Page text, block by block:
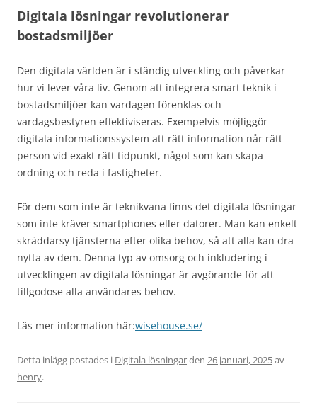
Digitala lösningar revolutionerar
bostadsmiljöer
Den digitala världen är i ständig utveckling och påverkar
hur vi lever våra liv. Genom att integrera smart teknik i
bostadsmiljöer kan vardagen förenklas och
vardagsbestyren effektiviseras. Exempelvis möjliggör
digitala informationssystem att rätt information når rätt
person vid exakt rätt tidpunkt, något som kan skapa
ordning och reda i fastigheter.
För dem som inte är teknikvana finns det digitala lösningar
som inte kräver smartphones eller datorer. Man kan enkelt
skräddarsy tjänsterna efter olika behov, så att alla kan dra
nytta av dem. Denna typ av omsorg och inkludering i
utvecklingen av digitala lösningar är avgörande för att
tillgodose alla användares behov.
Läs mer information här:wisehouse.se/
Detta inlägg postades i Digitala lösningarden 26 januari, 2025av
henry.